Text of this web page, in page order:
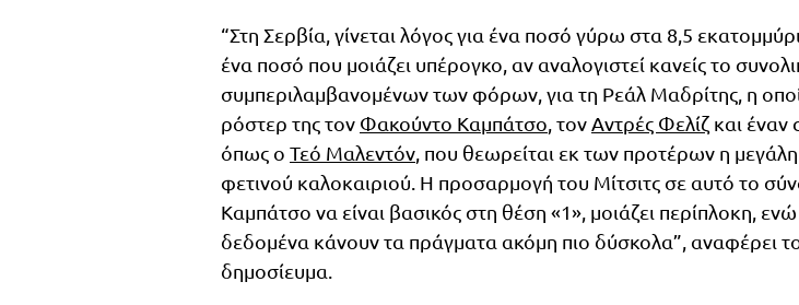
“Στη Σερβία, γίνεται λόγος για ένα ποσό γύρω στα 8,5
ένα ποσό που μοιάζει υπέρογκο, αν αναλογιστεί κανείς το
συμπεριλαμβανομένων των φόρων, για τη Ρεάλ Μαδρίτης, η
ρόστερ της τον Φακούντο Καμπάτσο, τονΑντρές Φελίζ και έναν
όπως ο Τεό Μαλεντόν, που θεωρείται εκ των προτέρων η
φετινού καλοκαιριού. Η προσαρμογή του Μίτσιτς σε αυτό το
Καμπάτσο να είναι βασικός στη θέση «1», μοιάζει περίπλοκη,
δεδομένα κάνουν τα πράγματα ακόμη πιο δύσκολα”, αναφέρει
δημοσίευμα.